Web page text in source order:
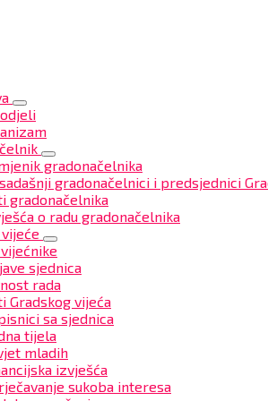
gradonačelnika
gradonačelnici i predsjednici
gradonačelnika
o radu gradonačelnika
sjednica
rada
Gradskog vijeća
sa sjednica
tijela
mladih
izvješća
sukoba interesa